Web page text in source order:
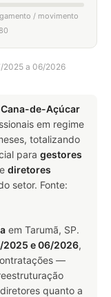
/ movimento
2025 a 06/2026
de-Açúcar
em regime
totalizando
para gestores
e diretores
setor. Fonte:
em Tarumã, SP.
2025 e 06/2026,
—
quanto a